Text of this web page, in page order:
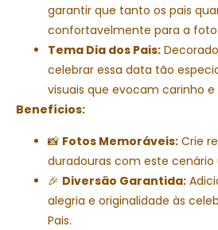
garantir que tanto os pais
confortavelmente para a
Tema Dia dos Pais:
celebrar essa data tão
visuais que evocam carinho
Benefícios:
📸 Fotos Memoráveis: Crie
duradouras com este cenário
🎉 Diversão Garantida:
alegria e originalidade às
Pais.